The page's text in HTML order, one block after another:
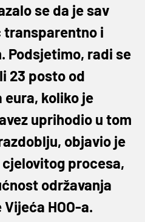
se da je sav
transparentno i
Podsjetimo, radi se
23 posto od
eura, koliko je
uprihodio u tom
objavio je
cjelovitog procesa,
održavanja
HOO-a.